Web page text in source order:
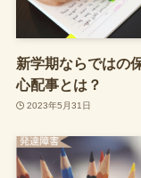
新学期ならではの
心配事とは？
2023年5月31日